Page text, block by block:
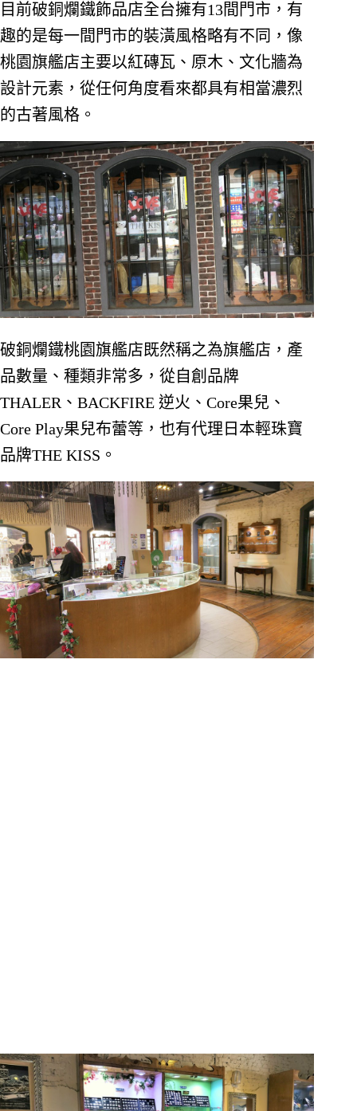
目前破銅爛鐵飾品店全台擁有13間門市，有
趣的是每一間門市的裝潢風格略有不同，像
桃園旗艦店主要以紅磚瓦、原木、文化牆為
設計元素，從任何角度看來都具有相當濃烈
的古著風格。
破銅爛鐵桃園旗艦店既然稱之為旗艦店，產
品數量、種類非常多，從自創品牌
THALER、BACKFIRE 逆火、Core果兒、
Core Play果兒布蕾等，也有代理日本輕珠寶
品牌THE KISS。